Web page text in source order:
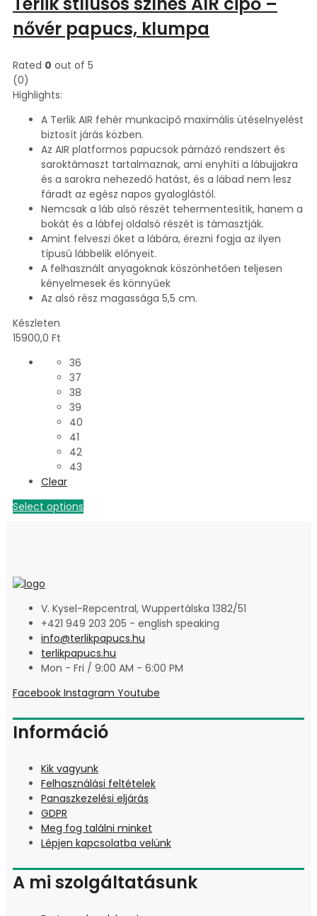
nővér papucs, klumpa
Rated 0 out of 5
(0)
Highlights:
A Terlik AIR fehér munkacipő maximális ütéselnyelést
biztosít járás közben.
Az AIR platformos papucsok párnázó rendszert és
saroktámaszt tartalmaznak, ami enyhíti a lábujjakra
és a sarokra nehezedő hatást, és a lábad nem lesz
fáradt az egész napos gyaloglástól.
Nemcsak a láb alsó részét tehermentesítik, hanem a
bokát és a lábfej oldalsó részét is támasztják.
Amint felveszi őket a lábára, érezni fogja az ilyen
típusú lábbelik előnyeit.
A felhasznált anyagoknak köszönhetően teljesen
kényelmesek és könnyűek
Az alsó rész magassága 5,5 cm.
Készleten
15900,0 Ft
36
37
38
39
40
41
42
43
Clear
Select options
V. Kysel-Repcentral, Wuppertálska 1382/51
+421 949 203 205 - english speaking
info@terlikpapucs.hu
terlikpapucs.hu
Mon - Fri / 9:00 AM - 6:00 PM
Facebook Instagram Youtube
Információ
Kik vagyunk
Felhasználási feltételek
Panaszkezelési eljárás
GDPR
Meg fog találni minket
Lépjen kapcsolatba velünk
A mi szolgáltatásunk